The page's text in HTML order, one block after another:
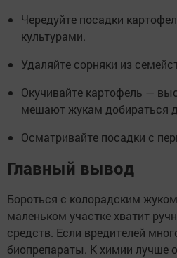
Чередуйте посадки
культурами.
Удаляйте сорняки из
Окучивайте картофель —
мешают жукам добираться
Осматривайте посадки с
Главный вывод
Бороться с колорадским
маленьком участке хватит
средств. Если вредителей
биопрепараты. К химии лучше